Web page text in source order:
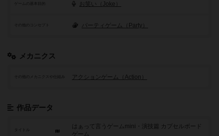
ゲームの基本目的 お笑い（Joke）
その他のコンセプト パーティゲーム（Party）
メカニクス
その他のメカニクスや仕組み アクションゲーム（Action）
作品データ
タイトル
はぁって言うゲームmini・演技篇 カプセルボード
ゲーム